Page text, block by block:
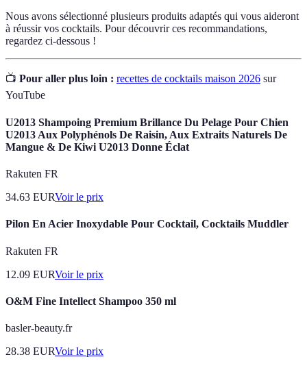
Nous avons sélectionné plusieurs produits adaptés qui vous aideront
à réussir vos cocktails. Pour découvrir ces recommandations,
regardez ci-dessous !
📺 Pour aller plus loin : recettes de cocktails maison 2026 sur
YouTube
U2013 Shampoing Premium Brillance Du Pelage Pour Chien
U2013 Aux Polyphénols De Raisin, Aux Extraits Naturels De
Mangue & De Kiwi U2013 Donne Éclat
Rakuten FR
34.63 EURVoir le prix
Pilon En Acier Inoxydable Pour Cocktail, Cocktails Muddler
Rakuten FR
12.09 EURVoir le prix
O&M Fine Intellect Shampoo 350 ml
basler-beauty.fr
28.38 EURVoir le prix